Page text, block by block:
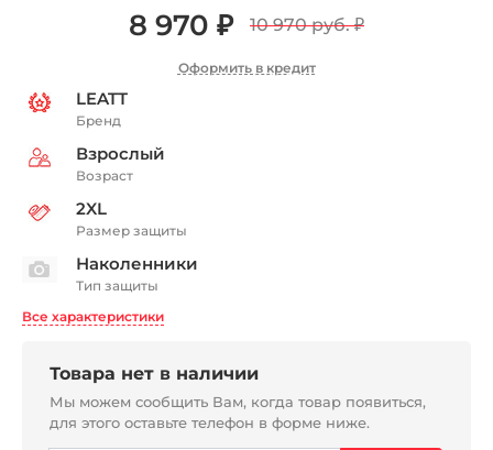
8 970 ₽ 10 970 руб.₽
Оформить в кредит
LEATT
Бренд
Взрослый
Возраст
2XL
Размер защиты
Наколенники
Тип защиты
Все характеристики
Товара нет в наличии
Мы можем сообщить Вам, когда товар появиться,
для этого оставьте телефон в форме ниже.